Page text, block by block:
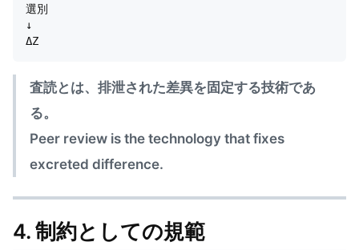
選別
↓
査読とは、排泄された差異を固定する技術であ
る。
Peer review is the technology that fixes
excreted difference.
4. 制約としての規範